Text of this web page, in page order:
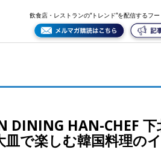
飲食店・レストランの“トレンド”を配信するフ
DINING HAN-CHEF
で楽しむ韓国料理の